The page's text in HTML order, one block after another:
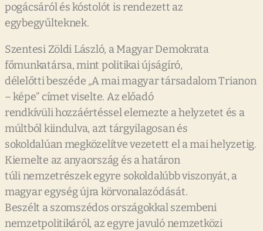
pogácsáról és kóstolót is rendezett az
egybegyűlteknek.
Szentesi Zöldi László, a Magyar Demokrata
főmunkatársa, mint politikai újságíró,
délelőtti beszéde „A mai magyar társadalom Trianon
– képe” címet viselte. Az előadó
rendkívüli hozzáértéssel elemezte a helyzetet és a
múltból kiindulva, azt tárgyilagosan és
sokoldalúan megközelítve vezetett el a mai helyzetig.
Kiemelte az anyaország és a határon
túli nemzetrészek egyre sokoldalúbb viszonyát, a
magyar egység újra körvonalazódását.
Beszélt a szomszédos országokkal szembeni
nemzetpolitikáról, az egyre javuló nemzetközi